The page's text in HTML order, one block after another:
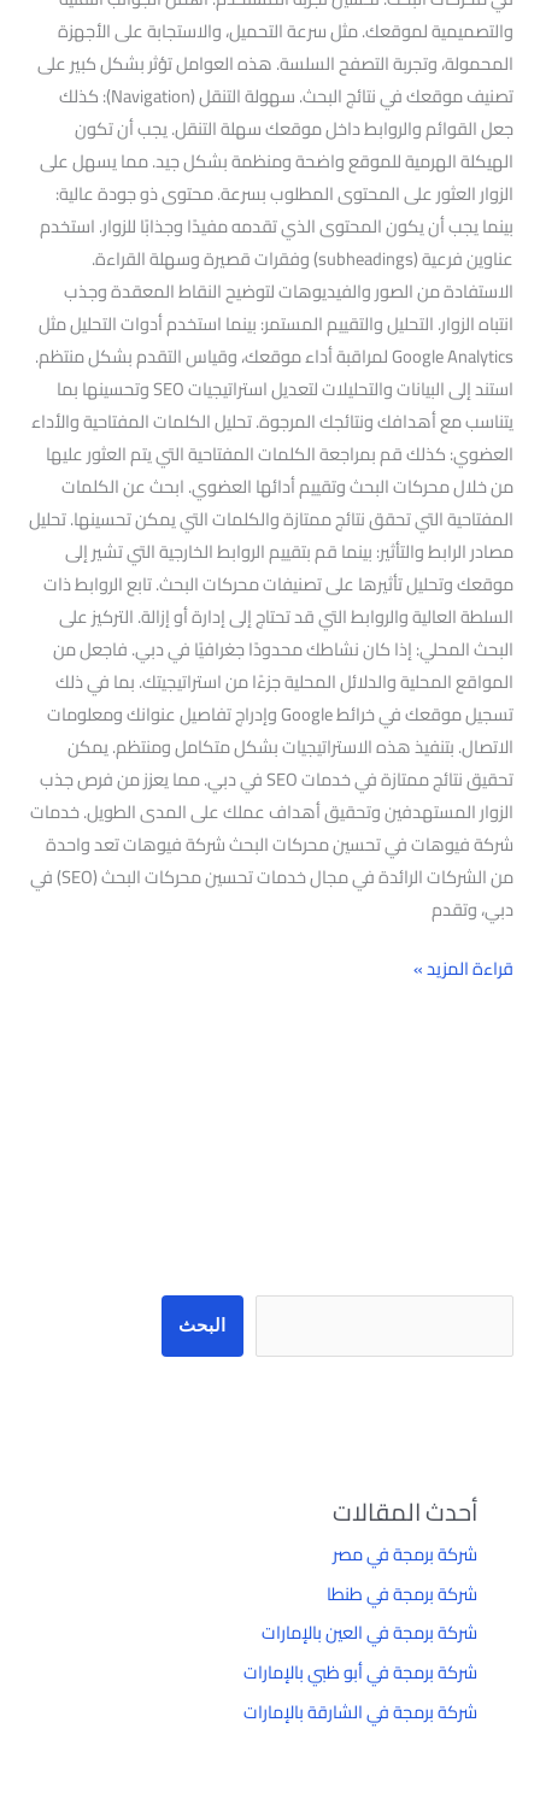
والتصميمية لموقعك. مثل سرعة التحميل، والاستجابة على الأجهزة
المحمولة، وتجربة التصفح السلسة. هذه العوامل تؤثر بشكل كبير على
تصنيف موقعك في نتائج البحث. سهولة التنقل (Navigation): كذلك
جعل القوائم والروابط داخل موقعك سهلة التنقل. يجب أن تكون
الهيكلة الهرمية للموقع واضحة ومنظمة بشكل جيد. مما يسهل على
الزوار العثور على المحتوى المطلوب بسرعة. محتوى ذو جودة عالية:
بينما يجب أن يكون المحتوى الذي تقدمه مفيدًا وجذابًا للزوار. استخدم
عناوين فرعية (subheadings) وفقرات قصيرة وسهلة القراءة.
الاستفادة من الصور والفيديوهات لتوضيح النقاط المعقدة وجذب
انتباه الزوار. التحليل والتقييم المستمر: بينما استخدم أدوات التحليل مثل
Google Analytics لمراقبة أداء موقعك، وقياس التقدم بشكل منتظم.
استند إلى البيانات والتحليلات لتعديل استراتيجيات SEO وتحسينها بما
يتناسب مع أهدافك ونتائجك المرجوة. تحليل الكلمات المفتاحية والأداء
العضوي: كذلك قم بمراجعة الكلمات المفتاحية التي يتم العثور عليها
من خلال محركات البحث وتقييم أدائها العضوي. ابحث عن الكلمات
المفتاحية التي تحقق نتائج ممتازة والكلمات التي يمكن تحسينها. تحليل
مصادر الرابط والتأثير: بينما قم بتقييم الروابط الخارجية التي تشير إلى
موقعك وتحليل تأثيرها على تصنيفات محركات البحث. تابع الروابط ذات
السلطة العالية والروابط التي قد تحتاج إلى إدارة أو إزالة. التركيز على
البحث المحلي: إذا كان نشاطك محدودًا جغرافيًا في دبي. فاجعل من
المواقع المحلية والدلائل المحلية جزءًا من استراتيجيتك. بما في ذلك
تسجيل موقعك في خرائط Google وإدراج تفاصيل عنوانك ومعلومات
الاتصال. بتنفيذ هذه الاستراتيجيات بشكل متكامل ومنتظم. يمكن
تحقيق نتائج ممتازة في خدمات SEO في دبي. مما يعزز من فرص جذب
الزوار المستهدفين وتحقيق أهداف عملك على المدى الطويل. خدمات
شركة فيوهات في تحسين محركات البحث شركة فيوهات تعد واحدة
من الشركات الرائدة في مجال خدمات تحسين محركات البحث (SEO) في
دبي، وتقدم
قراءة المزيد »
البحث
أحدث المقالات
شركة برمجة في مصر
شركة برمجة في طنطا
شركة برمجة في العين بالإمارات
شركة برمجة في أبو ظبي بالإمارات
شركة برمجة في الشارقة بالإمارات